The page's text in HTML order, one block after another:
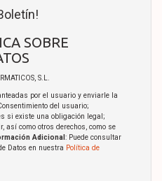
SOBRE
S.L.
por el usuario y enviarle la
del usuario;
si existe una obligación legal;
así como otros derechos, como se
Adicional : Puede consultar
Datos en nuestra Política de